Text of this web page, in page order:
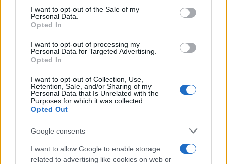
I want to opt-out of the Sale of my
Personal Data.
Opted In
I want to opt-out of processing my
Personal Data for Targeted Advertising.
Opted In
I want to opt-out of Collection, Use,
Retention, Sale, and/or Sharing of my
Personal Data that Is Unrelated with the
Purposes for which it was collected.
Opted Out
Google consents
I want to allow Google to enable storage
related to advertising like cookies on web or
Contrordine kompagni. Pare che la Questura abbia smentito
lo sgoop. L’Isis a Papa Francesco voleva bene e non lo
grissino). E dove ne trovava un altro così ?
Rispondi
agnesmystepeduto
29 Agosto 2025, 17:53 17:53
che Bergoglio manco era papa